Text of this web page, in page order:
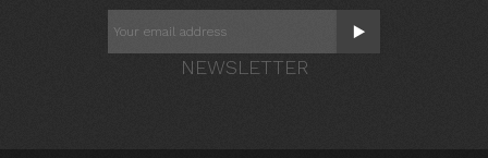
NEWSLETTER